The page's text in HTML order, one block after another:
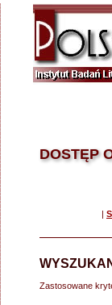
DOSTĘP
|
Zastosowane